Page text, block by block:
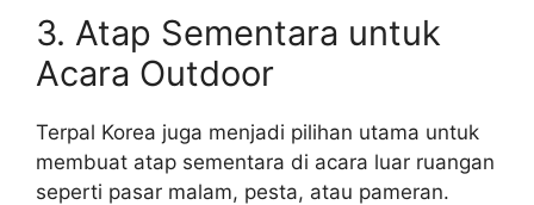
3. Atap Sementara untuk
Acara Outdoor
Terpal Korea juga menjadi pilihan utama untuk
membuat atap sementara di acara luar ruangan
seperti pasar malam, pesta, atau pameran.